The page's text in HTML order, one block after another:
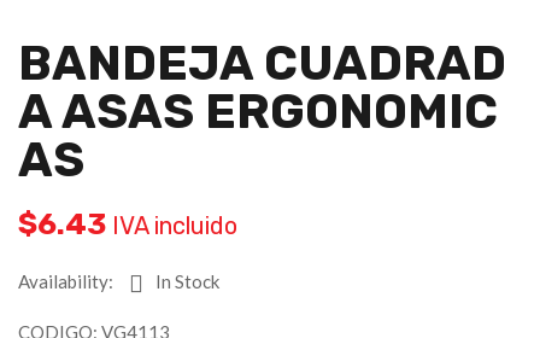
BANDEJA CUADRAD
A ASAS ERGONOMIC
AS
$6.43 IVA incluido
Availability: In Stock
CODIGO: VG4113